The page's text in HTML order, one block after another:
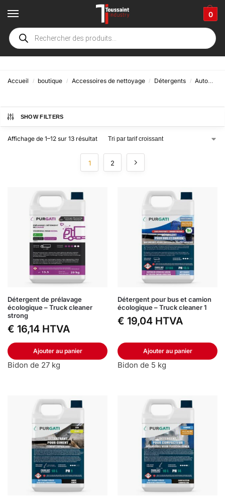
0
Véhicules lourd
Accueil / boutique / Accessoires de nettoyage / Détergents / Automobile
SHOW FILTERS
Affichage de 1–12 sur 13 résultat
1 2
Détergent de prélavage
écologique – Truck cleaner
strong
€ 16,14 HTVA
Ajouter au panier
Bidon de 27 kg
Détergent pour bus et camion
écologique – Truck cleaner 1
€ 19,04 HTVA
Ajouter au panier
Bidon de 5 kg